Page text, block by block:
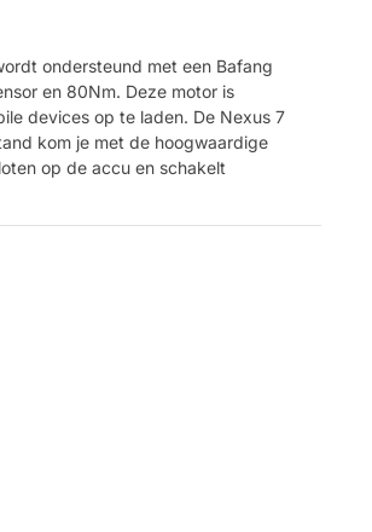
ondersteund met een Bafang
en 80Nm. Deze motor is
devices op te laden. De Nexus 7
kom je met de hoogwaardige
op de accu en schakelt